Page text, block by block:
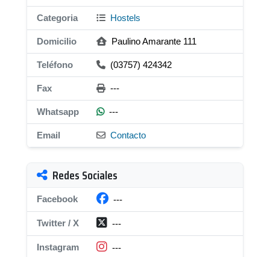
Categoria Hostels
Domicilio Paulino Amarante 111
Teléfono (03757) 424342
Fax ---
Whatsapp ---
Email Contacto
Redes Sociales
Facebook ---
Twitter / X ---
Instagram ---